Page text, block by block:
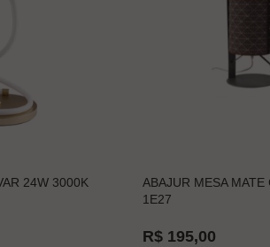
24W 3000K
ABAJUR MESA MATE
1E27
R$ 195,00